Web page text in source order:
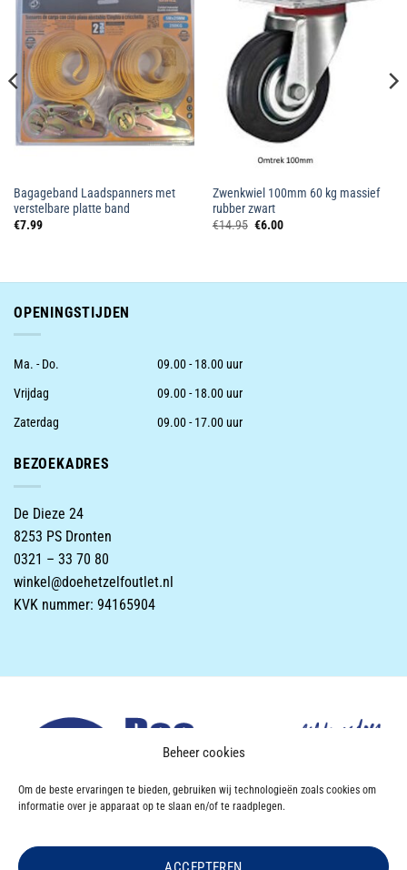
Beheer cookies
Om de beste ervaringen te bieden, gebruiken wij technologieën zoals cookies om
informatie over je apparaat op te slaan en/of te raadplegen.
Toevoegen
aan
wenslijst
Bagageband Laadspanners met
verstelbare platte band
€7.99
Toevoegen
wenslijst
Zwenkwiel 100mm 60 kg massief
rubber zwart
€14.95 Oorspronkelijke
€6.00Huidige
OPENINGSTIJDEN
Ma. - Do.
09.00 - 18.00 uur
Vrijdag
09.00 - 18.00 uur
Zaterdag
09.00 - 17.00 uur
BEZOEKADRES
De Dieze 24
8253 PS Dronten
0321 – 33 70 80
winkel@doehetzelfoutlet.nl
KVK nummer: 94165904